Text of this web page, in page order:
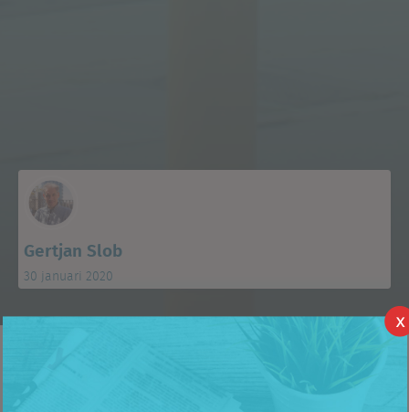
Gertjan Slob
30 januari 2020
bekend. En nu kijken we naar de Top
X